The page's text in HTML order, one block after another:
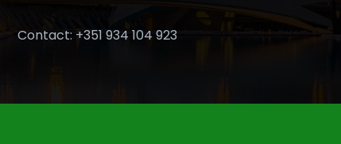
Contact: +351 934 104 923